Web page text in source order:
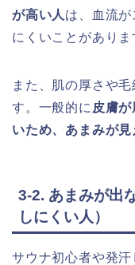
が高い人 は、血流
にくいことがありま
また、肌の厚さや
す。一般的に 皮膚
いため、あまみが
3-2. あまみが出
しにくい人）
サウナ初心者や発